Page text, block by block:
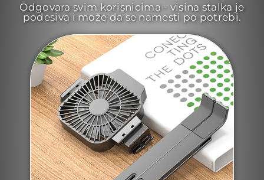
Odgovara svim korisnicima - visina stalka je
podesiva i može da se namesti po potrebi.